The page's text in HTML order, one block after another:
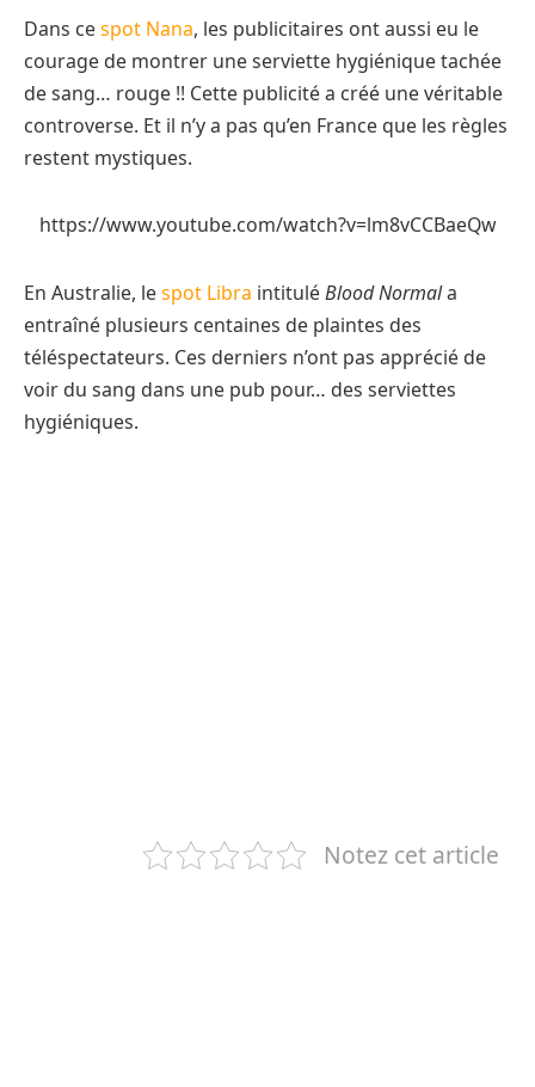
Dans cespot Nana, les publicitaires ont aussi eu le
courage de montrer une serviette hygiénique tachée
de sang… rouge !! Cette publicité a créé une véritable
controverse. Et il n’y a pas qu’en France que les règles
restent mystiques.
https://www.youtube.com/watch?v=lm8vCCBaeQw
En Australie, lespot Libra intituléBlood Normala
entraîné plusieurs centaines de plaintes des
téléspectateurs. Ces derniers n’ont pas apprécié de
voir du sang dans une pub pour… des serviettes
hygiéniques.
Notez cet article